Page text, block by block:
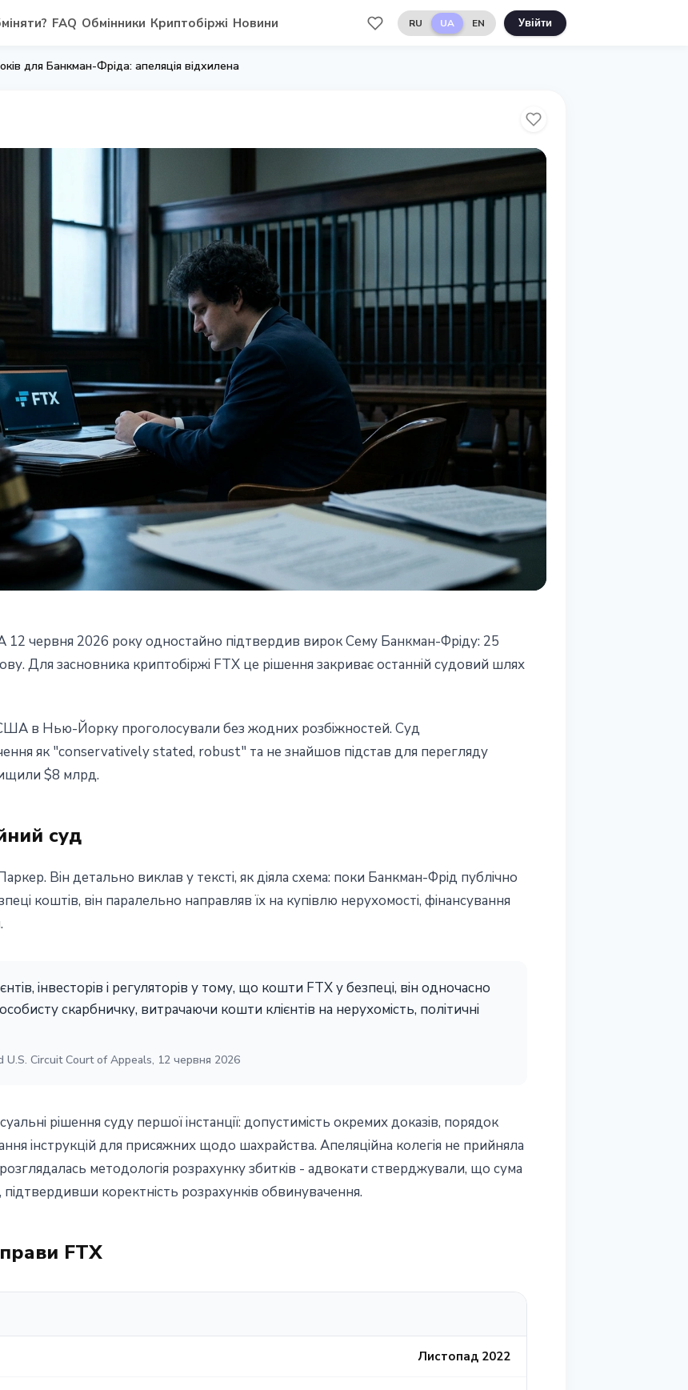
FAQ Обмінники Криптобіржі Новини RU UA EN Увійти
для Банкман-Фріда: апеляція відхилена
років для Банкман-
одностайно
червня 2026 року одностайно підтвердив вирок Сему Банкман-Фріду: 25
Для засновника криптобіржі FTX це рішення закриває останній судовий шлях
в Нью-Йорку проголосували без жодних розбіжностей. Суд
як "conservatively stated, robust" та не знайшов підстав для перегляду
$8 млрд.
суд
Він детально виклав у тексті, як діяла схема: поки Банкман-Фрід публічно
коштів, він паралельно направляв їх на купівлю нерухомості, фінансування
інвесторів і регуляторів у тому, що кошти FTX у безпеці, він одночасно
скарбничку, витрачаючи кошти клієнтів на нерухомість, політичні
U.S. Circuit Court of Appeals, 12 червня 2026
рішення суду першої інстанції: допустимість окремих доказів, порядок
інструкцій для присяжних щодо шахрайства. Апеляційна колегія не прийняла
методологія розрахунку збитків - адвокати стверджували, що сума
коректність розрахунків обвинувачення.
FTX
Листопад 2022